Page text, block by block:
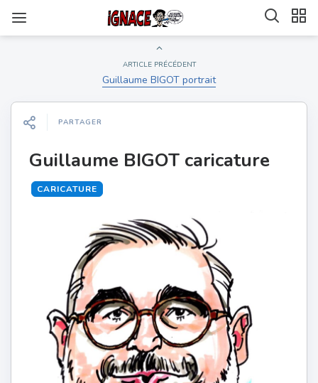
ARTICLE PRÉCÉDENT
Guillaume BIGOT portrait
PARTAGER
Guillaume BIGOT caricature
CARICATURE